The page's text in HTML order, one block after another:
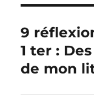
9
1 ter :
de mon